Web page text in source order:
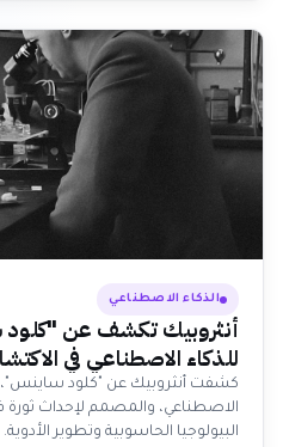
الذكاء الاصطناعي
أنثروبيك تكشف عن
للذكاء الاصطناعي في
الأدوية
كشفت أنثروبيك عن "كلود ساينس"،
الاصطناعي، والمصمم لإحداث ثورة
البيولوجيا الحاسوبية وتطوير